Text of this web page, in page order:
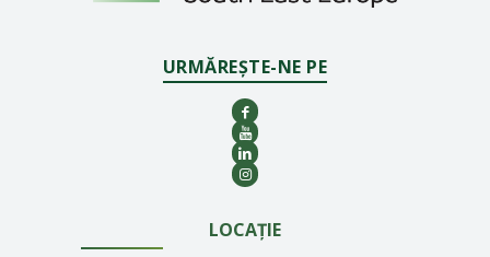
URMĂREȘTE-NE PE
LOCAȚIE